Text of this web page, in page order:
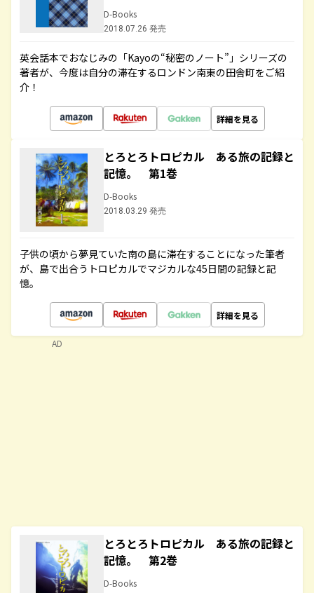
D-Books
2018.07.26 発売
英会話本でおなじみの「Kayoの“秘密のノート”」シリーズの
著者が、今度は自分の滞在するロンドン南東の田舎町をご紹
介！
詳細を見る
とろとろトロピカル ある旅の記録と
記憶。 第1巻
D-Books
2018.03.29 発売
子供の頃から夢見ていた南の島に滞在することになった筆者
が、島で出合うトロピカルでマジカルな45日間の記録と記
憶。
詳細を見る
とろとろトロピカル ある旅の記録と
記憶。 第2巻
D-Books
AD